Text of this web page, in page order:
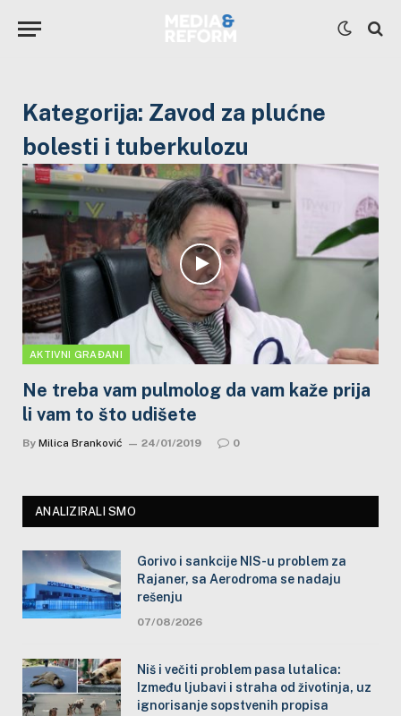
Kategorija: Zavod za plućne
bolesti i tuberkulozu
AKTIVNI GRAĐANI
Ne treba vam pulmolog da vam kaže prija
li vam to što udišete
By Milica Branković 24/01/2019 0
ANALIZIRALI SMO
Gorivo i sankcije NIS-u problem za
Rajaner, sa Aerodroma se nadaju
rešenju
07/08/2026
Niš i večiti problem pasa lutalica:
Između ljubavi i straha od životinja, uz
ignorisanje sopstvenih propisa